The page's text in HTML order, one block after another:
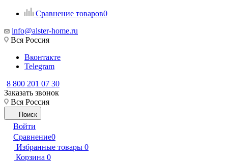
Сравнение товаров0
info@alster-home.ru
Вся Россия
Вконтакте
Telegram
8 800 201 07 30
Заказать звонок
Вся Россия
Поиск
Войти
Сравнение0
Избранные товары 0
Корзина 0